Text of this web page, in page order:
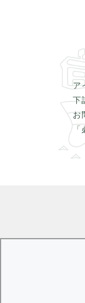
ア
下
お